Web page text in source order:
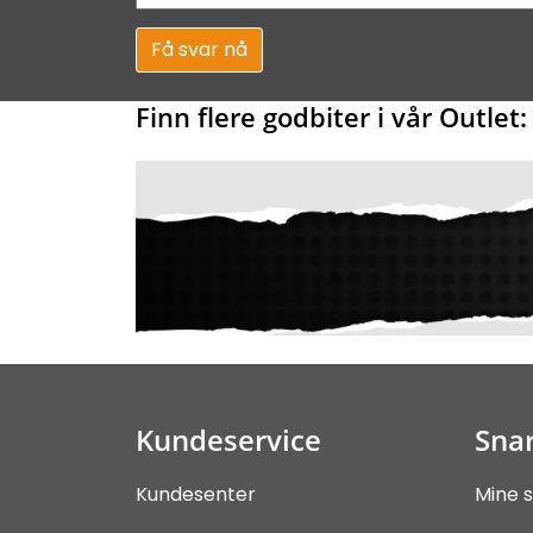
Få svar nå
Finn flere godbiter i vår Outlet:
Kundeservice
Kundesenter
Mine